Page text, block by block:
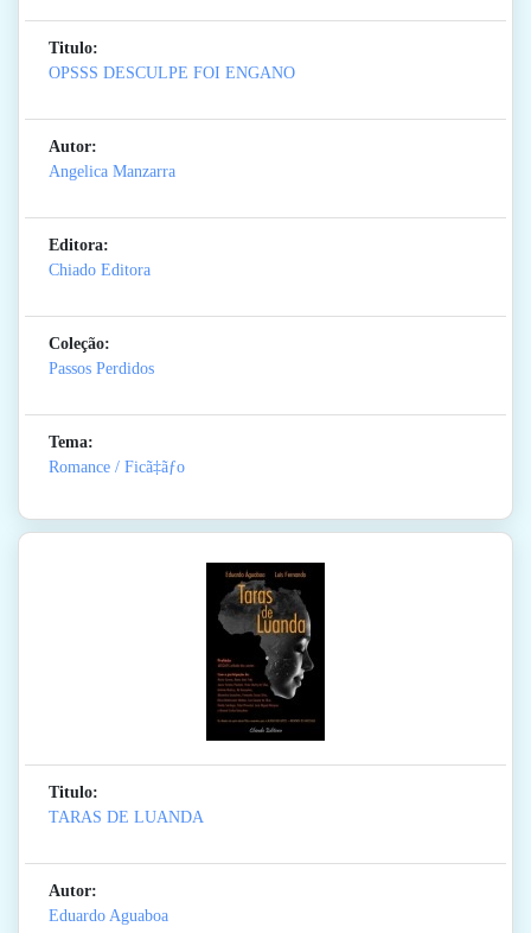
Titulo:
OPSSS DESCULPE FOI ENGANO
Autor:
Angelica Manzarra
Editora:
Chiado Editora
Coleção:
Passos Perdidos
Tema:
Romance / Ficã‡ãƒo
Titulo:
TARAS DE LUANDA
Autor:
Eduardo Aguaboa